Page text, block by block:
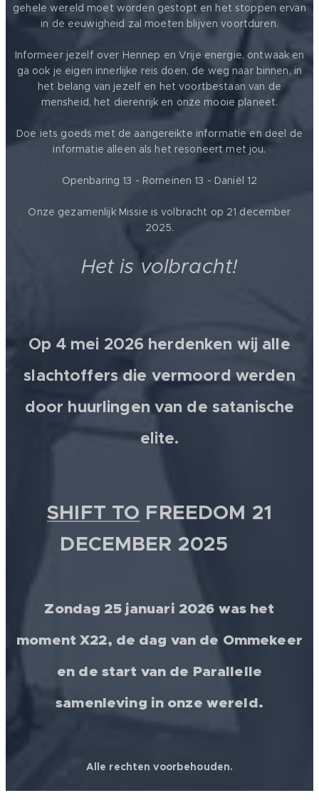
gehele wereld moet worden gestopt en het stoppen ervan
in de eeuwigheid zal moeten blijven voortduren.
Informeer jezelf over Hennep en Vrije energie, ontwaak en
ga ook je eigen innerlijke reis doen, de weg naar binnen, in
het belang van jezelf en het voortbestaan van de
mensheid, het dierenrijk en onze mooie planeet.
Doe iets goeds met de aangereikte informatie en deel de
informatie alleen als het resoneert met jou.
Openbaring 13 - Romeinen 13 - Daniël 12
Onze gezamenlijk Missie is volbracht op 21 december
2025.
Het is volbracht!
Op 4 mei 2026 herdenken wij alle
slachtoffers die vermoord werden
door huurlingen van de satanische
elite.
SHIFT TO FREEDOM 21
DECEMBER 2025 💫
Zondag 25 januari 2026 was het
moment X22, de dag van de Ommekeer
en de start van de Parallelle
samenleving in onze wereld.
Alle rechten voorbehouden.